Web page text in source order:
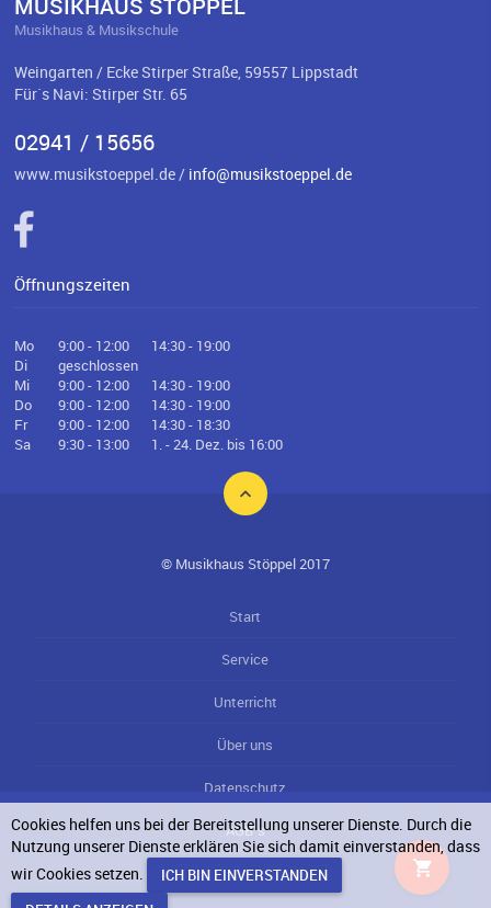
Musikhaus & Musikschule
Weingarten / Ecke Stirper Straße, 59557 Lippstadt
Für`s Navi: Stirper Str. 65
02941 / 15656
www.musikstoeppel.de / info@musikstoeppel.de
Öffnungszeiten
Mo 9:00 - 12:00
14:30 - 19:00
Di
geschlossen
Mi
9:00 - 12:00
14:30 - 19:00
Do
9:00 - 12:00
14:30 - 19:00
Fr
9:00 - 12:00
14:30 - 18:30
Sa
9:30 - 13:00 1. - 24. Dez. bis 16:00
© Musikhaus Stöppel 2017
Start
Service
Unterricht
Über uns
Datenschutz
AGB`s
Impressum
Cookies helfen uns bei der Bereitstellung unserer Dienste. Durch die
Nutzung unserer Dienste erklären Sie sich damit einverstanden, dass
wir Cookies setzen.